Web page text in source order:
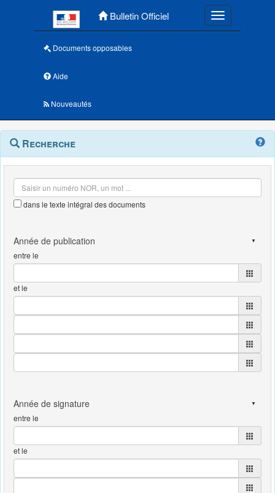
Bulletin Officiel Toggle
Documents opposables
Aide
Nouveautés
Navigation
outils
Menu
contextuel
Recherche
dans le texte intégral des documents
entre le
et le
entre le
et le